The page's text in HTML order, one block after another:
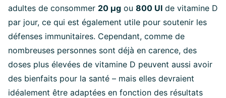
adultes de consommer 20 µg ou 800 UI de vitamine D
par jour, ce qui est également utile pour soutenir les
défenses immunitaires. Cependant, comme de
nombreuses personnes sont déjà en carence, des
doses plus élevées de vitamine D peuvent aussi avoir
des bienfaits pour la santé – mais elles devraient
idéalement être adaptées en fonction des résultats